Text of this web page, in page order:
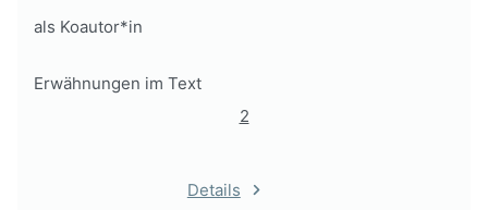
als Koautor*in
Erwähnungen im Text
2
Details